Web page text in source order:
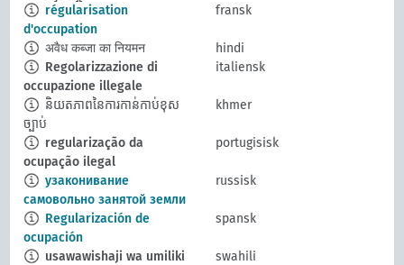
régularisation
d'occupation
fransk
अवैध कब्जा का नियमन
hindi
Regolarizzazione di
occupazione illegale
italiensk
និយតភាពនៃការកាន់កាប់ខុស
ច្បាប់
khmer
regularização da
ocupação ilegal
portugisisk
узаконивание
самовольно занятой земли
russisk
Regularización de
ocupación
spansk
usawawishaji wa umiliki
swahili